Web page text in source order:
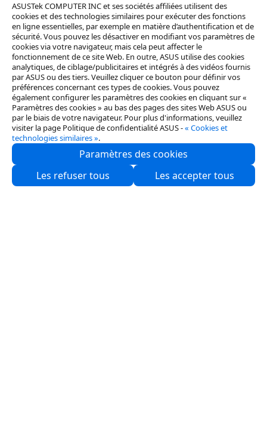
ASUSTek COMPUTER INC et ses sociétés affiliées utilisent des
cookies et des technologies similaires pour exécuter des fonctions
en ligne essentielles, par exemple en matière d’authentification et de
sécurité. Vous pouvez les désactiver en modifiant vos paramètres de
cookies via votre navigateur, mais cela peut affecter le
fonctionnement de ce site Web. En outre, ASUS utilise des cookies
analytiques, de ciblage/publicitaires et intégrés à des vidéos fournis
par ASUS ou des tiers. Veuillez cliquer ce bouton pour définir vos
préférences concernant ces types de cookies. Vous pouvez
également configurer les paramètres des cookies en cliquant sur «
Paramètres des cookies » au bas des pages des sites Web ASUS ou
par le biais de votre navigateur. Pour plus d'informations, veuillez
visiter la page Politique de confidentialité ASUS -« Cookies et
technologies similaires ».
Paramètres des cookies
Les refuser tous
Les accepter tous
Qui sommes-nous ?